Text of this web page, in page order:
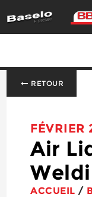
RETOUR
FÉVRIER
Air
ACCUEIL /